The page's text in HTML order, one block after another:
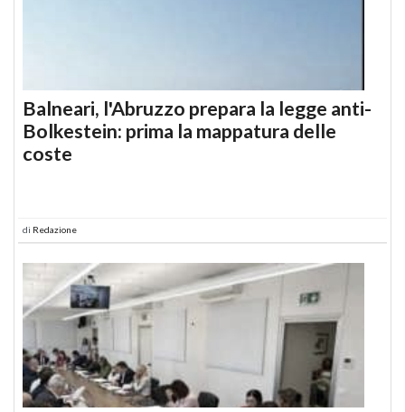
Balneari, l'Abruzzo prepara la legge anti-
Bolkestein: prima la mappatura delle
coste
di Redazione